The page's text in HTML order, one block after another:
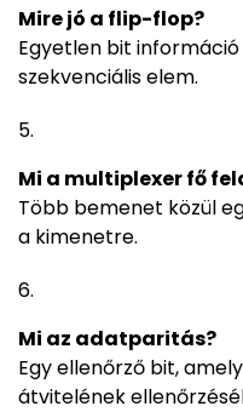
Mire jó a flip-flop?
Egyetlen bit
szekvenciális elem.
Mi a multiplexer fő
Több bemenet közül
a kimenetre.
Mi az adatparitás?
Egy ellenőrző bit,
átvitelének